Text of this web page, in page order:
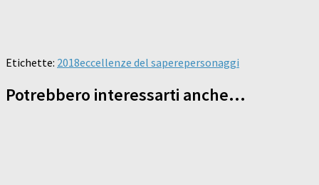
Etichette: 2018eccellenze del saperepersonaggi
Potrebbero interessarti anche...